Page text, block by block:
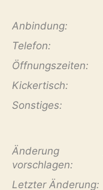
Anbindung:
Telefon:
Öffnungs­zeiten:
Kicker­tisch:
Sonstiges:
Änderung
vorschlagen:
Letzter Änderung: